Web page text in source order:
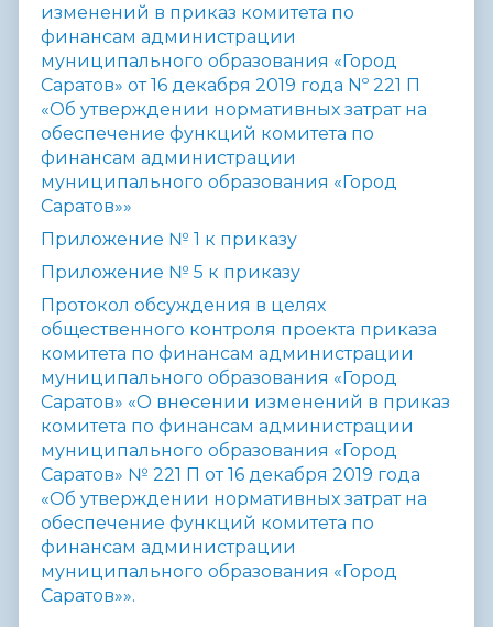
изменений в приказ комитета по
финансам администрации
муниципального образования «Город
Саратов» от 16 декабря 2019 года Nº 221 П
«Об утверждении нормативных затрат на
обеспечение функций комитета по
финансам администрации
муниципального образования «Город
Саратов»»
Приложение № 1 к приказу
Приложение № 5 к приказу
Протокол обсуждения в целях
общественного контроля проекта приказа
комитета по финансам администрации
муниципального образования «Город
Саратов» «О внесении изменений в приказ
комитета по финансам администрации
муниципального образования «Город
Саратов» № 221 П от16 декабря 2019 года
«Об утверждении нормативных затрат на
обеспечение функций комитета по
финансам администрации
муниципального образования «Город
Саратов»».